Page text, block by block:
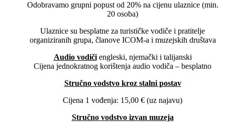
Odobravamo grupni popust od 20% na cijenu ulaznice (min.
20 osoba)
Ulaznice su besplatne za turističke vodiče i pratitelje
organiziranih grupa, članove ICOM-a i muzejskih društava
Audio vodičiengleski, njemački i talijanski
Cijena jednokratnog korištenja audio vodiča – besplatno
Stručno vodstvo kroz stalni postav
Cijena 1 vođenja: 15,00 € (uz najavu)
Stručno vodstvo izvan muzeja